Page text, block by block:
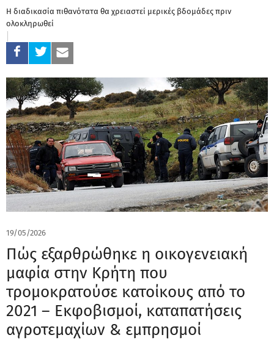
Η διαδικασία πιθανότατα θα χρειαστεί μερικές βδομάδες πριν
ολοκληρωθεί
19/05/2026
Πώς εξαρθρώθηκε η οικογενειακή
μαφία στην Κρήτη που
τρομοκρατούσε κατοίκους από το
2021 – Εκφοβισμοί, καταπατήσεις
αγροτεμαχίων & εμπρησμοί